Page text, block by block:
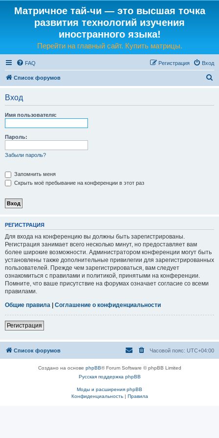
Матричное тай-чи — это высшая точка
развития технологий изучения
иностранного языка!
Перейти на главный сайт. Купить матрицы.
FAQ Вход
Регистрация
Список форумов
Вход
Имя пользователя:
Пароль:
Забыли пароль?
Запомнить меня
Скрыть моё пребывание на конференции в этот раз
РЕГИСТРАЦИЯ
Для входа на конференцию вы должны быть зарегистрированы.
Регистрация занимает всего несколько минут, но предоставляет вам
более широкие возможности. Администратором конференции могут быть
установлены также дополнительные привилегии для зарегистрированных
пользователей. Прежде чем зарегистрироваться, вам следует
ознакомиться с правилами и политикой, принятыми на конференции.
Помните, что ваше присутствие на форумах означает согласие со всеми
правилами.
Общие правила | Соглашение о конфиденциальности
Регистрация
Список форумов Часовой пояс: UTC+04:00
Создано на основе phpBB® Forum Software © phpBB Limited
Русская поддержка phpBB
Моды и расширения phpBB
Конфиденциальность| Правила